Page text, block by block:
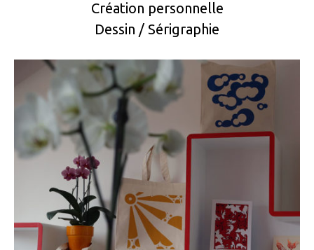
Création personnelle
Dessin / Sérigraphie